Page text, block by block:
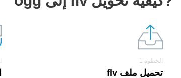
الخطوة 1
تحميل ملف flv